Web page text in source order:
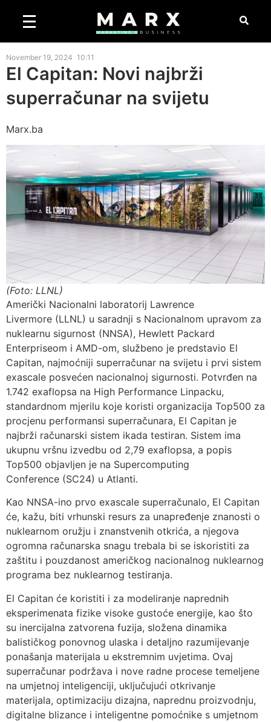
November 19, 2024 10:11
El Capitan: Novi najbrži
superračunar na svijetu
Marx.ba
(Foto: LLNL)
Američki Nacionalni laboratorij Lawrence
Livermore (LLNL) u saradnji s Nacionalnom upravom za
nuklearnu sigurnost (NNSA), Hewlett Packard
Enterpriseom i AMD-om, službeno je predstavio El
Capitan, najmoćniji superračunar na svijetu i prvi sistem
exascale posvećen nacionalnoj sigurnosti. Potvrđen na
1.742 exaflopsa na High Performance Linpacku,
standardnom mjerilu koje koristi organizacija Top500 za
procjenu performansi superračunara, El Capitan je
najbrži računarski sistem ikada testiran. Sistem ima
ukupnu vršnu izvedbu od 2,79 exaflopsa, a popis
Top500 objavljen je na Supercomputing
Conference (SC24) u Atlanti.
Kao NNSA-ino prvo exascale superračunalo, El Capitan
će, kažu, biti vrhunski resurs za unapređenje znanosti o
nuklearnom oružju i znanstvenih otkrića, a njegova
ogromna računarska snagu trebala bi se iskoristiti za
zaštitu i pouzdanost američkog nacionalnog nuklearnog
programa bez nuklearnog testiranja.
El Capitan će koristiti i za modeliranje naprednih
eksperimenata fizike visoke gustoće energije, kao što
su inercijalna zatvorena fuzija, složena dinamika
balističkog ponovnog ulaska i detaljno razumijevanje
ponašanja materijala u ekstremnim uvjetima. Ovaj
superračunar podržava i nove radne procese temeljene
na umjetnoj inteligenciji, uključujući otkrivanje
materijala, optimizaciju dizajna, naprednu proizvodnju,
digitalne blizance i inteligentne pomoćnike s umjetnom